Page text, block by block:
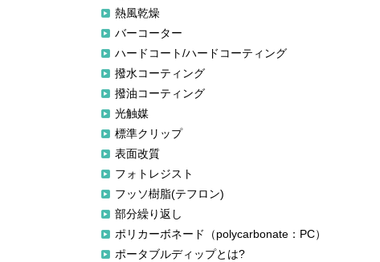
熱風乾燥
バーコーター
ハードコート/ハードコーティング
撥水コーティング
撥油コーティング
光触媒
標準クリップ
表面改質
フォトレジスト
フッソ樹脂(テフロン)
部分繰り返し
ポリカーボネード（polycarbonate：PC）
ポータブルディップとは?